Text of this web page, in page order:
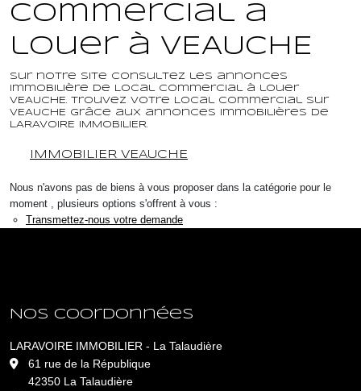
commercial a
louer à VEAUCHE
Sur notre site consultez les annonces
immobilière de Local commercial à louer
VEAUCHE. Trouvez votre Local commercial sur
VEAUCHE grâce aux annonces immobilières de
LARAVOIRE IMMOBILIER.
IMMOBILIER VEAUCHE
Nous n'avons pas de biens à vous proposer dans la catégorie pour le
moment , plusieurs options s'offrent à vous :
Transmettez-nous votre demande
Nos coordonnées
LARAVOIRE IMMOBILIER - La Talaudière
61 rue de la République
42350 La Talaudière